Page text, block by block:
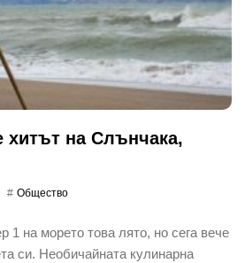
хитът на Слънчака,
Общество
1 на морето това лято, но сега вече
си. Необичайната кулинарна